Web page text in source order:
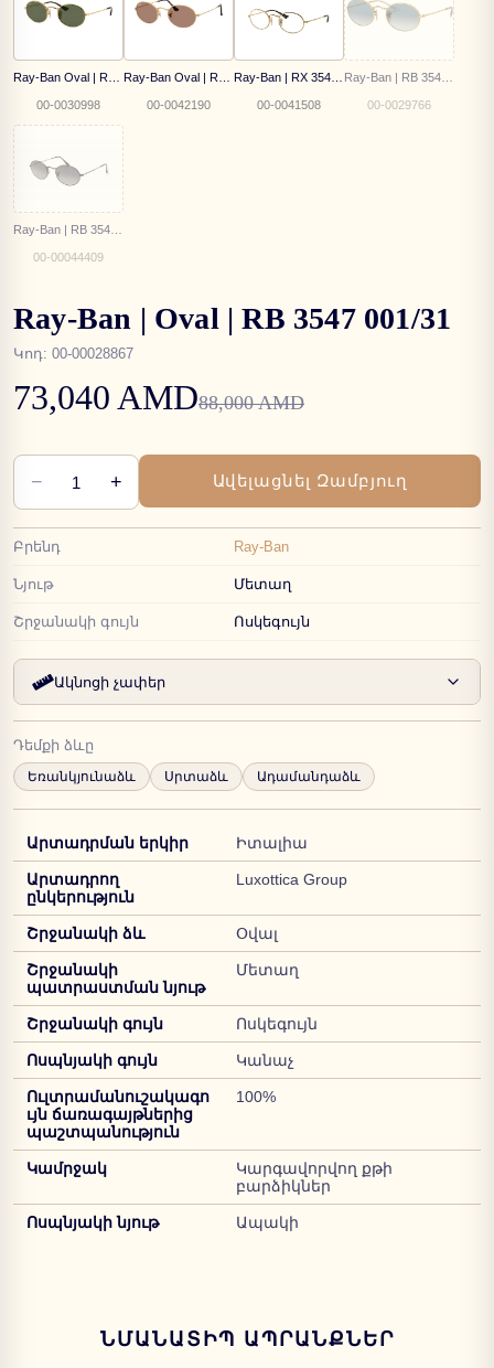
00-0030998 00-0042190 00-0041508 00-0029766
00-00044409
Ray-Ban | Oval | RB 3547 001/31
Կոդ: 00-00028867
73,040 AMD88,000 AMD
− 1 + Ավելացնել Զամբյուղ
Բրենդ Ray-Ban
Նյութ Մետաղ
Շրջանակի գույն Ոսկեգույն
Ակնոցի չափեր
Դեմքի ձևը
Եռանկյունաձև Սրտաձև Ադամանդաձև
Արտադրման երկիր Իտալիա
Արտադրող
ընկերություն
Luxottica Group
Շրջանակի ձև Օվալ
Շրջանակի
պատրաստման նյութ
Մետաղ
Շրջանակի գույն Ոսկեգույն
Ոսպնյակի գույն Կանաչ
Ուլտրամանուշակագո
ւյն ճառագայթներից
պաշտպանություն
100%
Կամրջակ
Կարգավորվող քթի
բարձիկներ
Ոսպնյակի նյութ Ապակի
ՆՄԱՆԱՏԻՊ ԱՊՐԱՆՔՆԵՐ